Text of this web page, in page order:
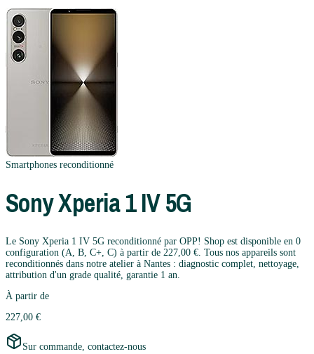
Smartphones reconditionné
SonyXperia 1 IV 5G
Le Sony Xperia 1 IV 5G reconditionné par OPP! Shop est disponible en 0
configuration (A, B, C+, C) à partir de 227,00 €. Tous nos appareils sont
reconditionnés dans notre atelier à Nantes : diagnostic complet, nettoyage,
attribution d'un grade qualité, garantie 1 an.
À partir de
227,00 €
Sur commande, contactez-nous